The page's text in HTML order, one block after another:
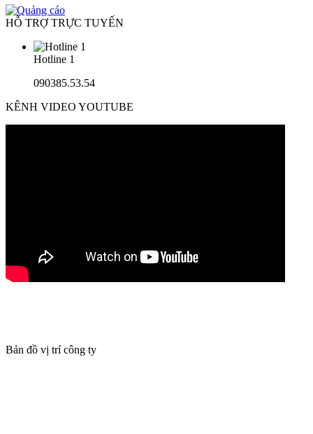
HỖ TRỢ TRỰC TUYẾN
Hotline 1
090385.53.54
KÊNH VIDEO YOUTUBE
Bản đồ vị trí công ty